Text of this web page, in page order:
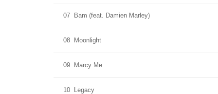
07 Bam (feat. Damien Marley)
08 Moonlight
09 Marcy Me
10 Legacy